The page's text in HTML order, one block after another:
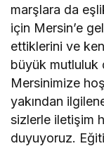
marşlara da
için Mersin’e
ettiklerini ve
büyük mutluluk
Mersinimize
yakından
sizlerle iletişim
duyuyoruz.